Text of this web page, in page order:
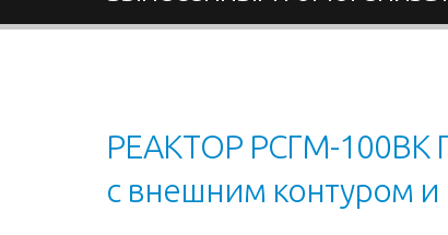
РЕАКТОР РСГМ-100ВК
с внешним контуром